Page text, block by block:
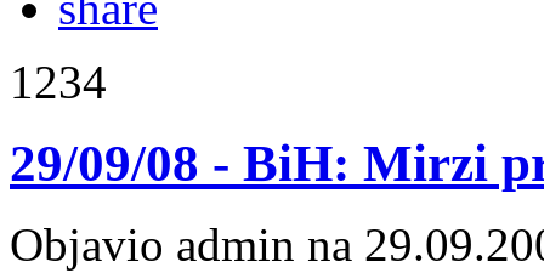
1234
29/09/08 - BiH: Mirzi
Objavio admin na